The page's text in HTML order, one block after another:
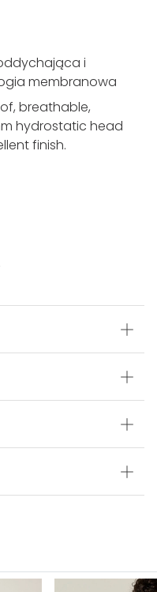
i
membranowa
breathable,
hydrostatic head
finish.